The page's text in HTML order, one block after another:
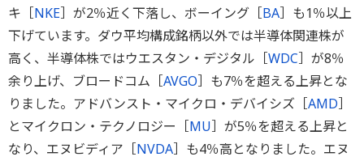
キ［NKE］が2％近く下落し、ボーイング［BA］も1％以上
下げています。ダウ平均構成銘柄以外では半導体関連株が
高く、半導体株ではウエスタン・デジタル［WDC］が8％
余り上げ、ブロードコム［AVGO］も7％を超える上昇とな
りました。アドバンスト・マイクロ・デバイシズ［AMD］
とマイクロン・テクノロジー［MU］が5％を超える上昇と
なり、エヌビディア［NVDA］も4％高となりました。エヌ